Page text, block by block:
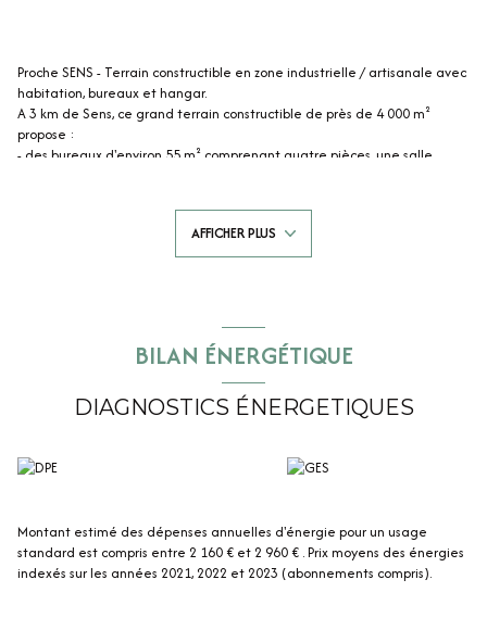
Proche SENS - Terrain constructible en zone industrielle / artisanale avec
habitation, bureaux et hangar.
A 3 km de Sens, ce grand terrain constructible de près de 4 000 m²
propose :
- des bureaux d'environ 55 m² comprenant quatre pièces, une salle
- une habitation légère d'environ 100 m² comprenant un salon, deux
chambres, une buanderie, une salle d'eau et des wc. Terrasse abritée
sur l'avant. Chauffage électrique. Double vitrage avec volets roulants.
Le tout est relié au tout à l'égout. Fibre internet.
Une grande dalle d'environ 900 m² complète l'ensemble.
Le terrain est plat et entièrement clos, avec un grand portail.
Constructible même pour une maison avec une activité professionnelle.
AFFICHER PLUS
BILAN ÉNERGÉTIQUE
DIAGNOSTICS ÉNERGETIQUES
Montant estimé des dépenses annuelles d'énergie pour un usage
standard est compris entre 2 160 € et 2 960 € . Prix moyens des énergies
indexés sur les années 2021, 2022 et 2023 (abonnements compris).